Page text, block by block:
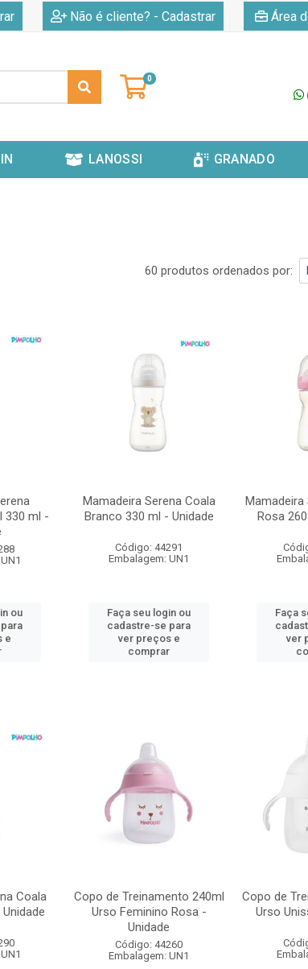
Não é cliente? - Cadastrar Área
0
LANOSSI GRANADO
60 produtos ordenados por:
330 ml -
ou
e
Mamadeira Serena Coala
Branco 330 ml - Unidade
Código: 44291
Embalagem: UN1
Faça seu login ou
cadastre-se para
ver preços e
comprar
Mamadeira
Rosa
Faça
ver
Coala
Copo de Treinamento 240ml
Urso Feminino Rosa -
Unidade
Código: 44260
Embalagem: UN1
Copo de
Urso